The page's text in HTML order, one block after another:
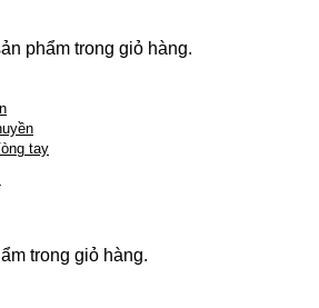
phẩm trong giỏ hàng.
cửa hàng
trong giỏ hàng.
tay